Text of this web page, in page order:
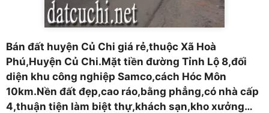
Bán đất huyện Củ Chi giá rẻ,thuộc Xã Hoà
Phú,Huyện Củ Chi.Mặt tiền đường Tỉnh Lộ 8,đối
diện khu công nghiệp Samco,cách Hóc Môn
10km.Nền đất đẹp,cao ráo,bằng phẳng,có nhà cấp
4,thuận tiện làm biệt thự,khách sạn,kho xưởng…